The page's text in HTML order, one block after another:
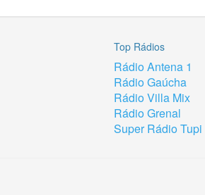
Top Rádios
Rádio Antena 1
Rádio Gaúcha
Rádio Villa Mix
Rádio Grenal
Super Rádio Tupi